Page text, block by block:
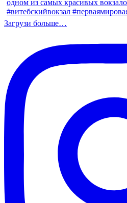
Загрузи больше…